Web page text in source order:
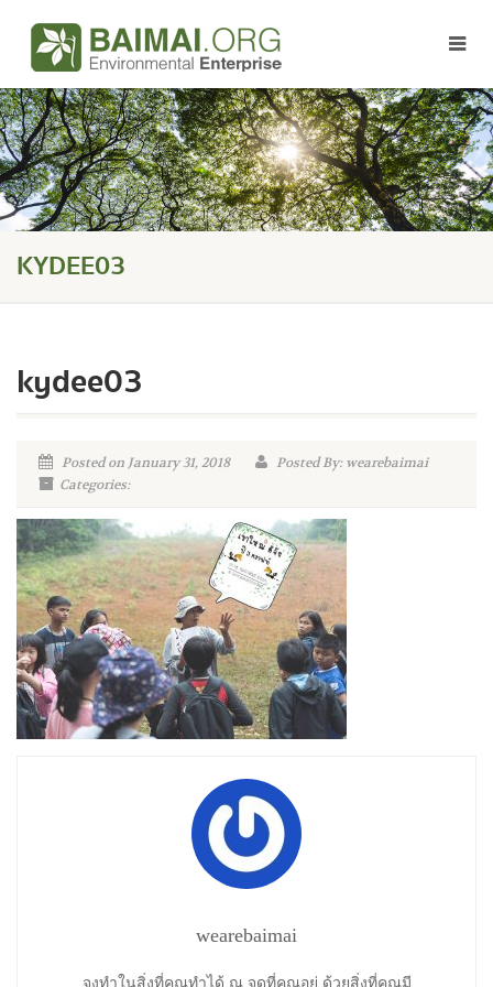
KYDEE03
kydee03
Posted on January 31, 2018
Posted By: wearebaimai
Categories:
wearebaimai
จงทำในสิ่งที่คุณทำได้ ณ จุดที่คุณอยู่ ด้วยสิ่งที่คุณมี